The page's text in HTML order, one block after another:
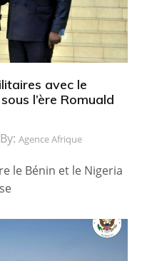
avec le
l’ère Romuald
Agence Afrique
le Bénin et le Nigeria